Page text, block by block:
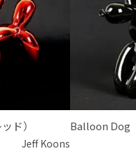
ド）
Jeff Koons
Balloon Dog